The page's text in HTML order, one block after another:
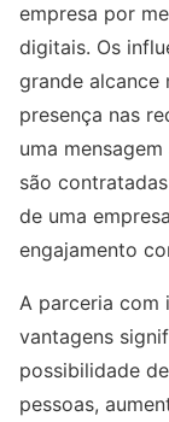
empresa por
digitais. Os
grande alcance
presença nas
uma
são
de uma
engajamento
A parceria com
vantagens
possibilidade
pessoas,